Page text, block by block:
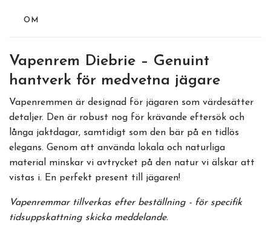
OM
Vapenrem Diebrie – Genuint
hantverk för medvetna jägare
Vapenremmen är designad för jägaren som värdesätter
detaljer. Den är robust nog för krävande eftersök och
långa jaktdagar, samtidigt som den bär på en tidlös
elegans. Genom att använda lokala och naturliga
material minskar vi avtrycket på den natur vi älskar att
vistas i. En perfekt present till jägaren!
Vapenremmar tillverkas efter beställning - för specifik
tidsuppskattning skicka meddelande.